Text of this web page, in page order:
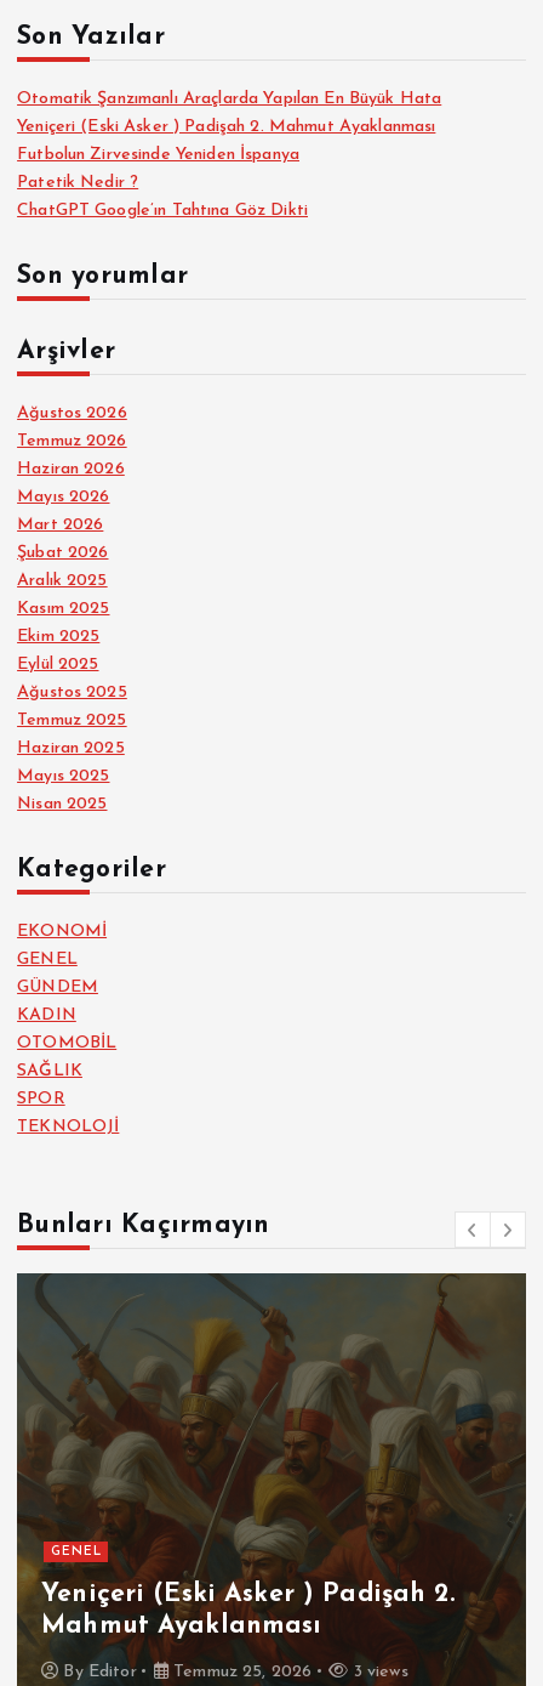
:Son Yazılar
Otomatik Şanzımanlı Araçlarda Yapılan En Büyük Hata
Yeniçeri (Eski Asker ) Padişah 2. Mahmut Ayaklanması
Futbolun Zirvesinde Yeniden İspanya
Patetik Nedir ?
ChatGPT Google’ın Tahtına Göz Dikti
Son yorumlar
Arşivler
Ağustos 2026
Temmuz 2026
Haziran 2026
Mayıs 2026
Mart 2026
Şubat 2026
Aralık 2025
Kasım 2025
Ekim 2025
Eylül 2025
Ağustos 2025
Temmuz 2025
Haziran 2025
Mayıs 2025
Nisan 2025
Kategoriler
EKONOMİ
GENEL
GÜNDEM
KADIN
OTOMOBİL
SAĞLIK
SPOR
TEKNOLOJİ
Bunları Kaçırmayın
GENEL
Yeniçeri (Eski Asker ) Padişah 2.
Mahmut Ayaklanması
By Editor Temmuz 25, 2026 3 views